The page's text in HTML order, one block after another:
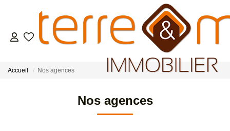
ESTIMATION
Accueil Nos agences
Nos agences